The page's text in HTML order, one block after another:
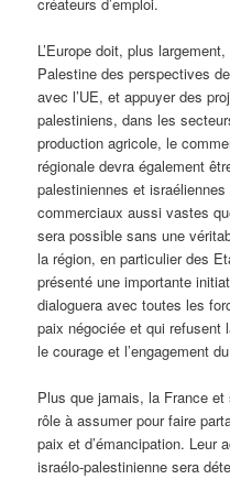
L’Europe doit, plus
Palestine des perspectives
avec l’UE, et appuyer des
palestiniens, dans les
production agricole, le
régionale devra également
palestiniennes et
commerciaux aussi vastes
sera possible sans une
la région, en particulier des
présenté une importante
dialoguera avec toutes les
paix négociée et qui
le courage et l’engagement
Plus que jamais, la France
rôle à assumer pour faire
paix et d’émancipation. Leur
israélo-palestinienne sera